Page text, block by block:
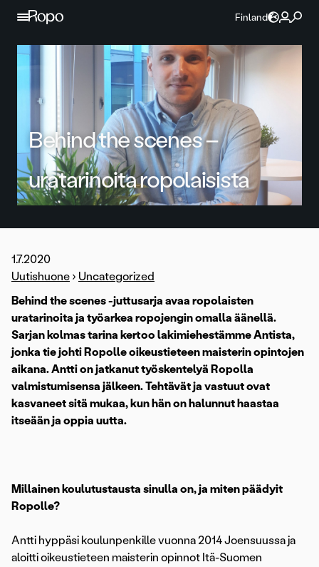
Jatka sisältöön
Finland
Behind the scenes –
uratarinoita ropolaisista
1.7.2020
Uutishuone › Uncategorized
Behind the scenes -juttusarja avaa ropolaisten
uratarinoita ja työarkea ropojengin omalla äänellä.
Sarjan kolmas tarina kertoo lakimiehestämme Antista,
jonka tie johti Ropolle oikeustieteen maisterin opintojen
aikana. Antti on jatkanut työskentelyä Ropolla
valmistumisensa jälkeen. Tehtävät ja vastuut ovat
kasvaneet sitä mukaa, kun hän on halunnut haastaa
itseään ja oppia uutta.
Millainen koulutustausta sinulla on, ja miten päädyit
Ropolle?
Antti hyppäsi koulunpenkille vuonna 2014 Joensuussa ja
aloitti oikeustieteen maisterin opinnot Itä-Suomen